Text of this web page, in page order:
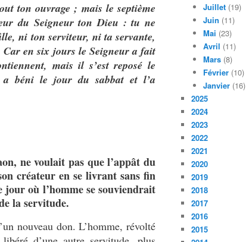
ton ouvrage ; mais le septième
du Seigneur ton Dieu : tu ne
ni ton serviteur, ni ta servante,
en six jours le Seigneur a fait
mais il s’est reposé le
a béni le jour du sabbat et l’a
ne voulait pas que l’appât du
créateur en se livrant sans fin
où l’homme se souviendrait
la servitude.
nouveau don. L’homme, révolté
Juillet (19)
Juin (11)
Mai (23)
Avril (11)
Mars (8)
Février (10)
Janvier (16)
2025
2024
2023
2022
2021
2020
2019
2018
2017
2016
2015